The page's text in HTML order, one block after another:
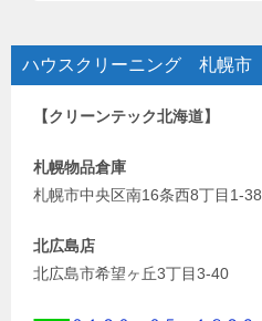
ハウスクリーニング 札幌市
【クリーンテック北海道】
札幌物品倉庫
札幌市中央区南16条西8丁目1-38
北広島店
北広島市希望ヶ丘3丁目3-40